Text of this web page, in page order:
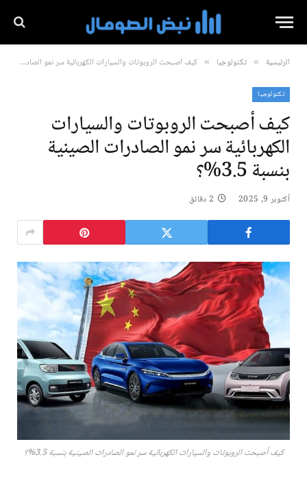
الرئيسية » تكنولوجيا » كيف أصبحت الروبوتات والسيارات الكهربائية سر نمو الصادرات الصينية بنسبة 3.5%؟
تكنولوجيا
كيف أصبحت الروبوتات والسيارات
الكهربائية سر نمو الصادرات الصينية
بنسبة 3.5%؟
أكتوبر 9, 2025 2 دقائق
كيف أصبحت الروبوتات والسيارات الكهربائية سر نمو الصادرات الصينية بنسبة 3.5%؟